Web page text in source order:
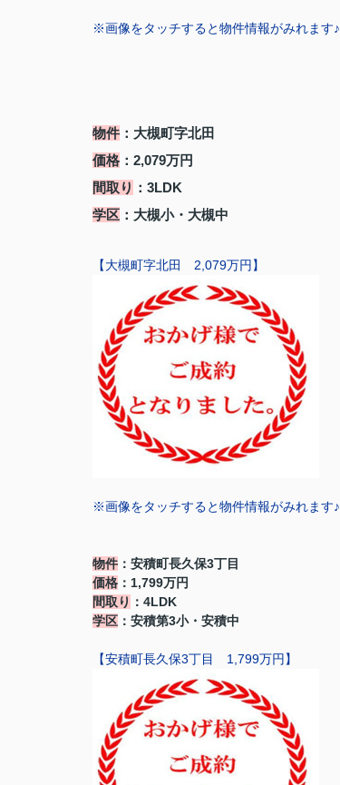
※画像をタッチすると物件情報がみれます♪
物件：大槻町字北田
価格：2,079万円
間取り ：3LDK
学区 ：大槻小・大槻中
【大槻町字北田 2,079万円】
※画像をタッチすると物件情報がみれます♪
物件 ：安積町長久保3丁目
価格 ：1,799万円
間取り ：4LDK
学区 ：安積第3小・安積中
【安積町長久保3丁目 1,799万円】